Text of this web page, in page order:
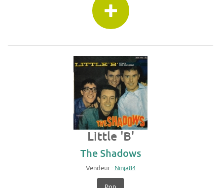
Little 'B'
The Shadows
Vendeur : Ninja84